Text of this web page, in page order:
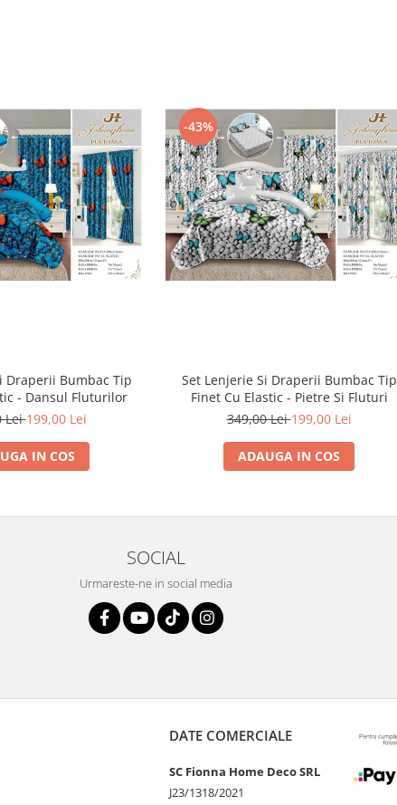
Draperii Bumbac Tip
- Dansul Fluturilor
Lei199,00 Lei
IN COS
-43%
Set Lenjerie Si Draperii Bumbac Tip
Finet Cu Elastic - Pietre Si Fluturi
349,00 Lei199,00 Lei
ADAUGA IN COS
SOCIAL
Urmareste-ne in social media
DATE COMERCIALE
SC Fionna Home Deco SRL
J23/1318/2021